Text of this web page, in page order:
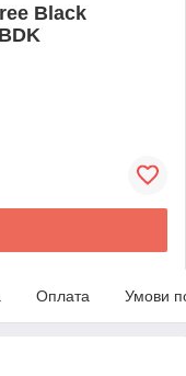
Black
Оплата Умови